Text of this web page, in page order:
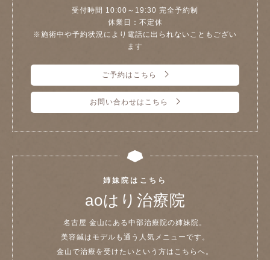
受付時間 10:00～19:30 完全予約制
休業日：不定休
※施術中や予約状況により電話に出られないこともござい
ます
ご予約はこちら
お問い合わせはこちら
姉妹院はこちら
aoはり治療院
名古屋 金山にある中部治療院の姉妹院。
美容鍼はモデルも通う人気メニューです。
金山で治療を受けたいという方はこちらへ。